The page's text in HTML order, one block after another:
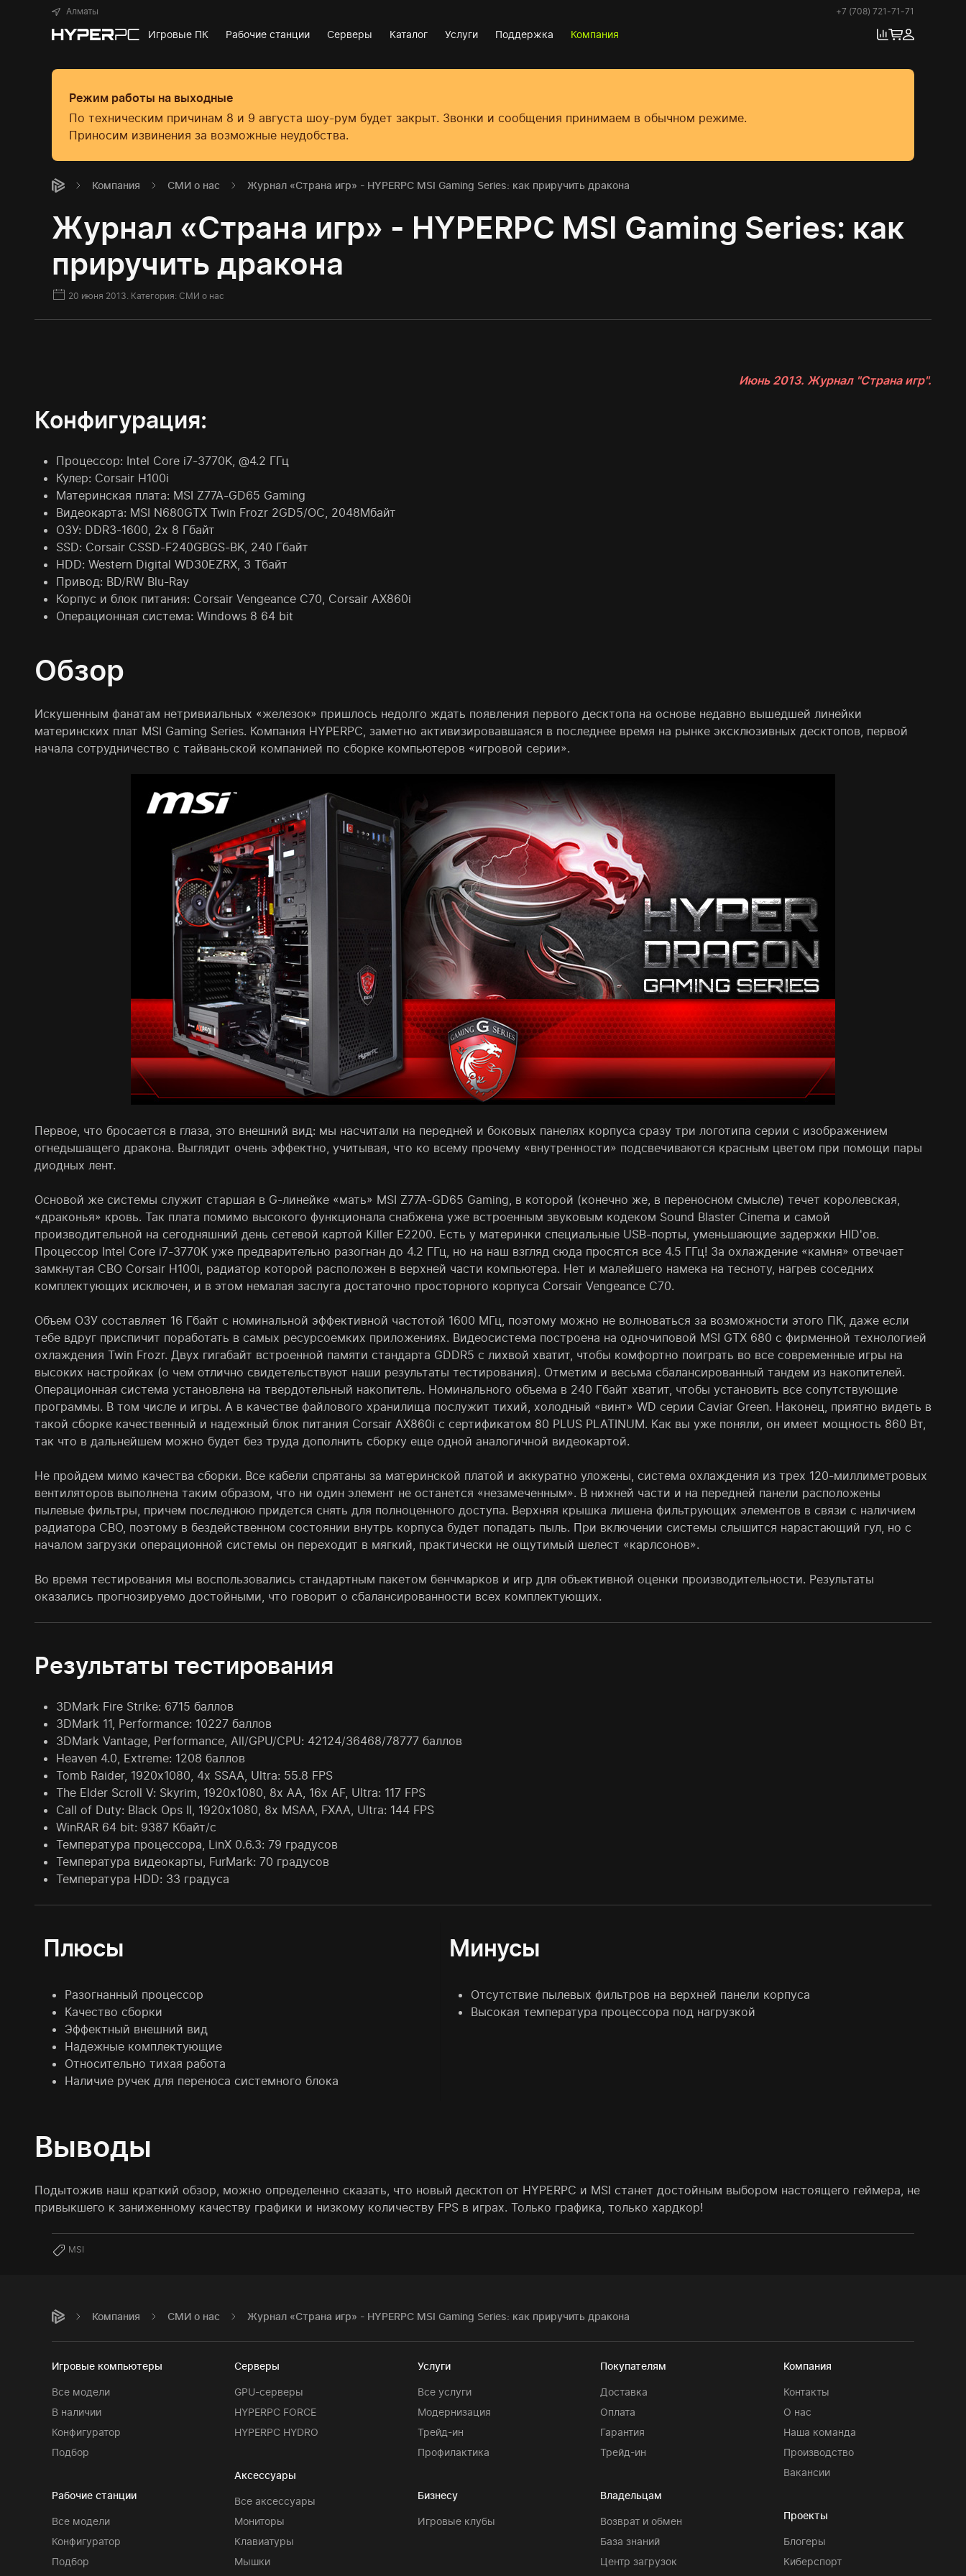
Алматы +7 (708) 721-71-71
Игровые ПК Рабочие станции Серверы Каталог Услуги Поддержка Компания
Режим работы на выходные
По техническим причинам 8 и 9 августа шоу-рум будет закрыт. Звонки и сообщения принимаем в обычном режиме.
Приносим извинения за возможные неудобства.
Компания СМИ о нас Журнал «Страна игр» - HYPERPC MSI Gaming Series: как приручить дракона
Журнал «Страна игр» - HYPERPC MSI Gaming Series: как
приручить дракона
20 июня 2013. Категория: СМИ о нас
Июнь 2013. Журнал "Страна игр".
Конфигурация:
Процессор: Intel Core i7-3770K, @4.2 ГГц
Кулер: Corsair H100i
Материнская плата: MSI Z77A-GD65 Gaming
Видеокарта: MSI N680GTX Twin Frozr 2GD5/OC, 2048Мбайт
ОЗУ: DDR3-1600, 2х 8 Гбайт
SSD: Corsair CSSD-F240GBGS-BK, 240 Гбайт
HDD: Western Digital WD30EZRX, 3 Тбайт
Привод: BD/RW Blu-Ray
Корпус и блок питания: Corsair Vengeance C70, Corsair AX860i
Операционная система: Windows 8 64 bit
Обзор
Искушенным фанатам нетривиальных «железок» пришлось недолго ждать появления первого десктопа на основе недавно вышедшей линейки
материнских плат MSI Gaming Series. Компания HYPERPC, заметно активизировавшаяся в последнее время на рынке эксклюзивных десктопов, первой
начала сотрудничество с тайваньской компанией по сборке компьютеров «игровой серии».
Первое, что бросается в глаза, это внешний вид: мы насчитали на передней и боковых панелях корпуса сразу три логотипа серии с изображением
огнедышащего дракона. Выглядит очень эффектно, учитывая, что ко всему прочему «внутренности» подсвечиваются красным цветом при помощи пары
диодных лент.
Основой же системы служит старшая в G-линейке «мать» MSI Z77A-GD65 Gaming, в которой (конечно же, в переносном смысле) течет королевская,
«драконья» кровь. Так плата помимо высокого функционала снабжена уже встроенным звуковым кодеком Sound Blaster Cinema и самой
производительной на сегодняшний день сетевой картой Killer E2200. Есть у материнки специальные USB-порты, уменьшающие задержки HID'ов.
Процессор Intel Core i7-3770K уже предварительно разогнан до 4.2 ГГц, но на наш взгляд сюда просятся все 4.5 ГГц! За охлаждение «камня» отвечает
замкнутая СВО Сorsair H100i, радиатор которой расположен в верхней части компьютера. Нет и малейшего намека на тесноту, нагрев соседних
комплектующих исключен, и в этом немалая заслуга достаточно просторного корпуса Corsair Vengeance C70.
Объем ОЗУ составляет 16 Гбайт с номинальной эффективной частотой 1600 МГц, поэтому можно не волноваться за возможности этого ПК, даже если
тебе вдруг приспичит поработать в самых ресурсоемких приложениях. Видеосистема построена на одночиповой MSI GTX 680 с фирменной технологией
охлаждения Twin Frozr. Двух гигабайт встроенной памяти стандарта GDDR5 с лихвой хватит, чтобы комфортно поиграть во все современные игры на
высоких настройках (о чем отлично свидетельствуют наши результаты тестирования). Отметим и весьма сбалансированный тандем из накопителей.
Операционная система установлена на твердотельный накопитель. Номинального объема в 240 Гбайт хватит, чтобы установить все сопутствующие
программы. В том числе и игры. А в качестве файлового хранилища послужит тихий, холодный «винт» WD серии Caviar Green. Наконец, приятно видеть в
такой сборке качественный и надежный блок питания Corsair AX860i с сертификатом 80 PLUS PLATINUM. Как вы уже поняли, он имеет мощность 860 Вт,
так что в дальнейшем можно будет без труда дополнить сборку еще одной аналогичной видеокартой.
Не пройдем мимо качества сборки. Все кабели спрятаны за материнской платой и аккуратно уложены, система охлаждения из трех 120-миллиметровых
вентиляторов выполнена таким образом, что ни один элемент не останется «незамеченным». В нижней части и на передней панели расположены
пылевые фильтры, причем последнюю придется снять для полноценного доступа. Верхняя крышка лишена фильтрующих элементов в связи с наличием
радиатора СВО, поэтому в бездейственном состоянии внутрь корпуса будет попадать пыль. При включении системы слышится нарастающий гул, но с
началом загрузки операционной системы он переходит в мягкий, практически не ощутимый шелест «карлсонов».
Во время тестирования мы воспользовались стандартным пакетом бенчмарков и игр для объективной оценки производительности. Результаты
оказались прогнозируемо достойными, что говорит о сбалансированности всех комплектующих.
Результаты тестирования
3DMark Fire Strike: 6715 баллов
3DMark 11, Performance: 10227 баллов
3DMark Vantage, Performance, All/GPU/CPU: 42124/36468/78777 баллов
Heaven 4.0, Extreme: 1208 баллов
Tomb Raider, 1920x1080, 4x SSAA, Ultra: 55.8 FPS
The Elder Scroll V: Skyrim, 1920x1080, 8x AA, 16x AF, Ultra: 117 FPS
Call of Duty: Black Ops II, 1920x1080, 8x MSAA, FXAA, Ultra: 144 FPS
WinRAR 64 bit: 9387 Кбайт/с
Температура процессора, LinX 0.6.3: 79 градусов
Температура видеокарты, FurMark: 70 градусов
Температура HDD: 33 градуса
Плюсы Минусы
Разогнанный процессор
Качество сборки
Эффектный внешний вид
Надежные комплектующие
Относительно тихая работа
Наличие ручек для переноса системного блока
Отсутствие пылевых фильтров на верхней панели корпуса
Высокая температура процессора под нагрузкой
Выводы
Подытожив наш краткий обзор, можно определенно сказать, что новый десктоп от HYPERPC и MSI станет достойным выбором настоящего геймера, не
привыкшего к заниженному качеству графики и низкому количеству FPS в играх. Только графика, только хардкор!
MSI
Компания СМИ о нас Журнал «Страна игр» - HYPERPC MSI Gaming Series: как приручить дракона
Игровые компьютеры
Все модели
В наличии
Конфигуратор
Подбор
Рабочие станции
Все модели
Конфигуратор
Подбор
Серверы
GPU-серверы
HYPERPC FORCE
HYPERPC HYDRO
Аксессуары
Все аксессуары
Мониторы
Клавиатуры
Мышки
Услуги
Все услуги
Модернизация
Трейд-ин
Профилактика
Бизнесу
Игровые клубы
Покупателям
Доставка
Оплата
Гарантия
Трейд-ин
Владельцам
Возврат и обмен
База знаний
Центр загрузок
Компания
Контакты
О нас
Наша команда
Производство
Вакансии
Проекты
Блогеры
Киберспорт